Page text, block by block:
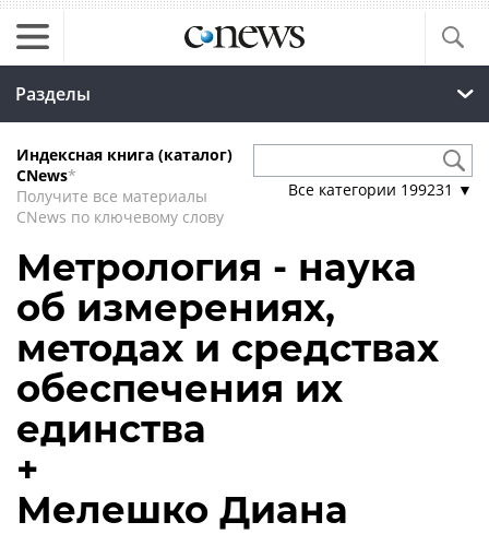
Разделы
Индексная книга (каталог)
CNews*
Получите все материалы
CNews по ключевому слову
Все категории 199231 ▼
Метрология - наука
об измерениях,
методах и средствах
обеспечения их
единства
+
Мелешко Диана